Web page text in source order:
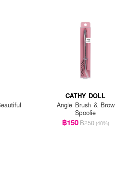
CATHY DOLL
Angle Brush & Brow
Spoolie
฿150฿250 (40%)